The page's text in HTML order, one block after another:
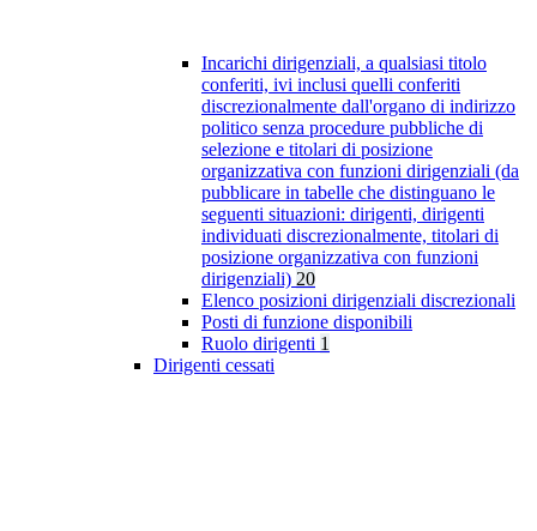
Incarichi dirigenziali, a qualsiasi titolo
conferiti, ivi inclusi quelli conferiti
discrezionalmente dall'organo di indirizzo
politico senza procedure pubbliche di
selezione e titolari di posizione
organizzativa con funzioni dirigenziali (da
pubblicare in tabelle che distinguano le
seguenti situazioni: dirigenti, dirigenti
individuati discrezionalmente, titolari di
posizione organizzativa con funzioni
dirigenziali) 20
Elenco posizioni dirigenziali discrezionali
Posti di funzione disponibili
Ruolo dirigenti 1
Dirigenti cessati